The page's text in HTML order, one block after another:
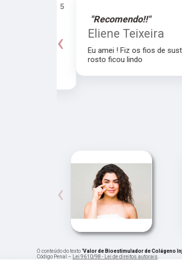
"Recomendo!!"
Eliene Teixeira
Eu amei ! Fiz os fios de
rosto ficou lindo
‹
‹
O conteúdo do texto "Valor de Bioestimulador de Colágeno
Código Penal –
Lei 9610/98 - Lei de direitos autorais